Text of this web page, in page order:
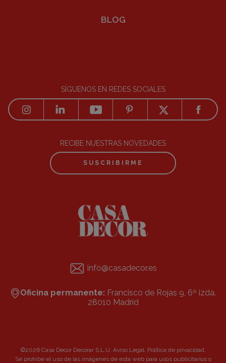
BLOG
SÍGUENOS EN REDES SOCIALES
RECIBE NUESTRAS NOVEDADES
SUSCRIBIRME
info@casadecor.es
Oficina permanente: Francisco de Rojas 9, 6º izda.
28010 Madrid
©2026 Casa Decor Decorar S.L.U. Aviso Legal. Política de privacidad.
Se prohibe el uso de las imágenes de esta web para usos publicitarios o